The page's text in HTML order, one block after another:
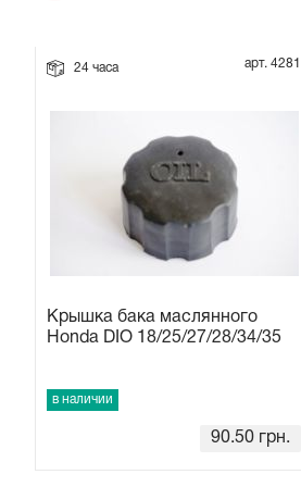
Глушитель на мотоблок
Элементы управления, тросики на
Навесное и запчасти к нему
24 часа арт. 4281
Крышка бака маслянного
Honda DIO 18/25/27/28/34/35
в наличии
90.50 грн.